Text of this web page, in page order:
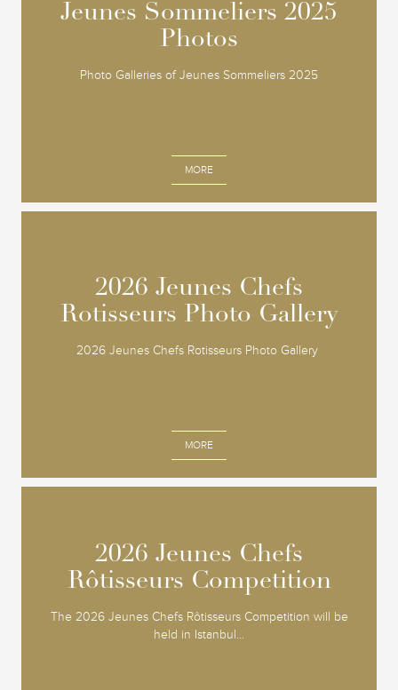
Jeunes Sommeliers 2025
Photos
Photo Galleries of Jeunes Sommeliers 2025
MORE
Jeunes Sommeliers 2025
Photos
2026 Jeunes Chefs
Rotisseurs Photo Gallery
2026 Jeunes Chefs Rotisseurs Photo Gallery
MORE
2026 Jeunes Chefs
Rotisseurs Photo Gallery
2026 Jeunes Chefs
Rôtisseurs Competition
The 2026 Jeunes Chefs Rôtisseurs Competition will be
held in Istanbul...
2026 Jeunes Chefs
Rôtisseurs Competition